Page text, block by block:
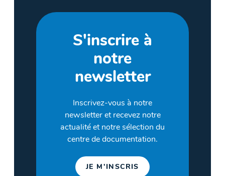
S'inscrire à
notre
newsletter
Inscrivez-vous à notre
newsletter et recevez notre
actualité et notre sélection du
centre de documentation.
JE M'INSCRIS